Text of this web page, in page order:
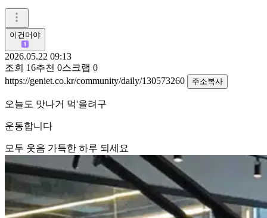
이건머야
2026.05.22 09:13
조회 16추천 0스크랩 0
https://geniet.co.kr/community/daily/130573260
주소복사
오늘도 맛나거 먹'을려구
운동합니다
모두 웃음 가득한 하루 되세요